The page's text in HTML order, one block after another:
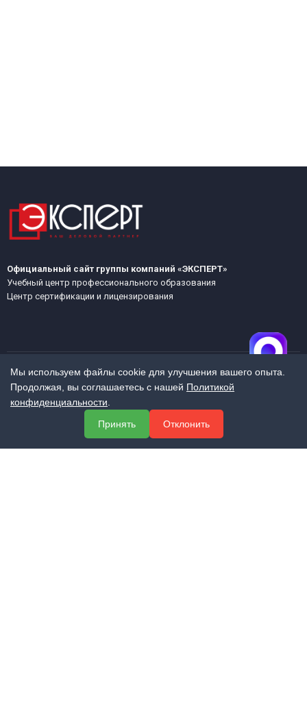
Официальный сайт группы компаний «ЭКСПЕРТ»
Учебный центр профессионального образования
Центр сертификации и лицензирования
МЕНЮ
Мы используем файлы cookie для улучшения вашего опыта.
Продолжая, вы соглашаетесь с нашей Политикой
конфиденциальности
Принять
Отклонить